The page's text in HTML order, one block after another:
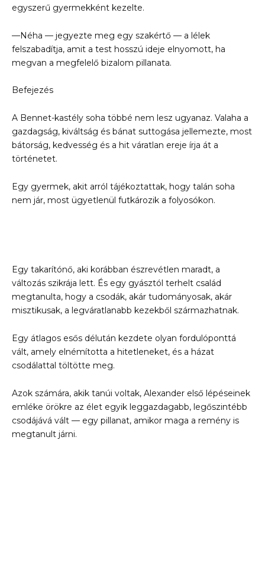
egyszerű gyermekként kezelte.
—Néha — jegyezte meg egy szakértő — a lélek
felszabadítja, amit a test hosszú ideje elnyomott, ha
megvan a megfelelő bizalom pillanata.
Befejezés
A Bennet-kastély soha többé nem lesz ugyanaz. Valaha a
gazdagság, kiváltság és bánat suttogása jellemezte, most
bátorság, kedvesség és a hit váratlan ereje írja át a
történetet.
Egy gyermek, akit arról tájékoztattak, hogy talán soha
nem jár, most ügyetlenül futkározik a folyosókon.
Egy takarítónő, aki korábban észrevétlen maradt, a
változás szikrája lett. És egy gyásztól terhelt család
megtanulta, hogy a csodák, akár tudományosak, akár
misztikusak, a legváratlanabb kezekből származhatnak.
Egy átlagos esős délután kezdete olyan fordulóponttá
vált, amely elnémította a hitetleneket, és a házat
csodálattal töltötte meg.
Azok számára, akik tanúi voltak, Alexander első lépéseinek
emléke örökre az élet egyik leggazdagabb, legőszintébb
csodájává vált — egy pillanat, amikor maga a remény is
megtanult járni.